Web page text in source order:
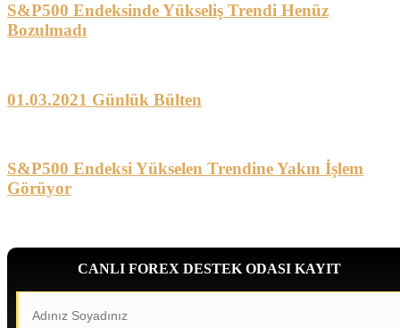
S&P500 Endeksinde Yükseliş Trendi Henüz
Bozulmadı
01.03.2021 Günlük Bülten
S&P500 Endeksi Yükselen Trendine Yakın İşlem
Görüyor
CANLI FOREX DESTEK ODASI KAYIT